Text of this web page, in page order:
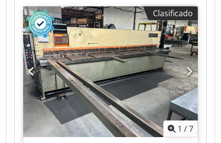
ajuste tope trasero: 1000 mm ángulo de corte
fijo: 1°30' salida del bastidor: 200 mm
accionamiento hidráulico: 380 V, 7,5 kW espacio
requerido: 4650 x 1830 x 1420 mm (alto) peso:
5,7 t
Clasificado
1 /7